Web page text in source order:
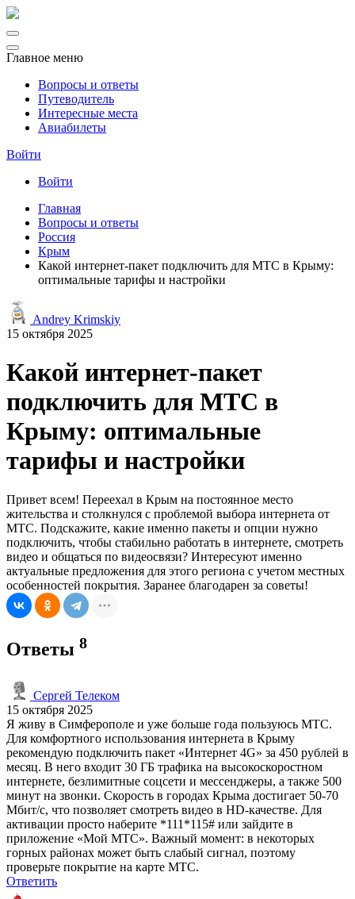
Главное меню
Вопросы и ответы
Путеводитель
Интересные места
Авиабилеты
Войти
Войти
Главная
Вопросы и ответы
Россия
Крым
Какой интернет-пакет подключить для МТС в Крыму:
оптимальные тарифы и настройки
Andrey Krimskiy
15 октября 2025
Какой интернет-пакет
подключить для МТС в
Крыму: оптимальные
тарифы и настройки
Привет всем! Переехал в Крым на постоянное место
жительства и столкнулся с проблемой выбора интернета от
МТС. Подскажите, какие именно пакеты и опции нужно
подключить, чтобы стабильно работать в интернете, смотреть
видео и общаться по видеосвязи? Интересуют именно
актуальные предложения для этого региона с учетом местных
особенностей покрытия. Заранее благодарен за советы!
Ответы 8
Сергей Телеком
15 октября 2025
Я живу в Симферополе и уже больше года пользуюсь МТС.
Для комфортного использования интернета в Крыму
рекомендую подключить пакет «Интернет 4G» за 450 рублей в
месяц. В него входит 30 ГБ трафика на высокоскоростном
интернете, безлимитные соцсети и мессенджеры, а также 500
минут на звонки. Скорость в городах Крыма достигает 50-70
Мбит/с, что позволяет смотреть видео в HD-качестве. Для
активации просто наберите *111*115# или зайдите в
приложение «Мой МТС». Важный момент: в некоторых
горных районах может быть слабый сигнал, поэтому
проверьте покрытие на карте МТС.
Ответить